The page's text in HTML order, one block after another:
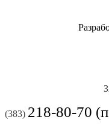
(383) 218-80-70